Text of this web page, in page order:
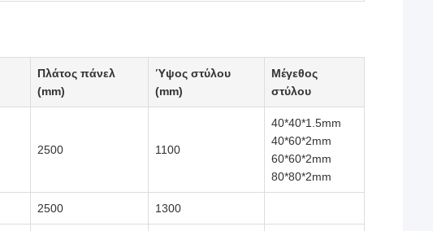
Πλάτος πάνελ
(mm)
Ύψος στύλου
(mm)
Μέγεθος
στύλου
2500 1100
40*40*1.5mm
40*60*2mm
60*60*2mm
80*80*2mm
2500 1300